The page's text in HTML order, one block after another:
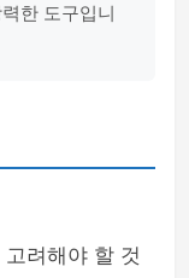
한 도구입니
려해야 할 것